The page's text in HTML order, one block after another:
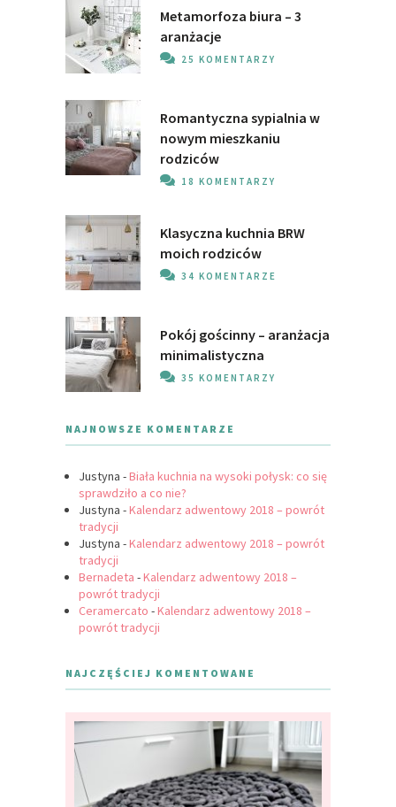
Metamorfoza biura – 3
aranżacje
25 KOMENTARZY
Romantyczna sypialnia w
nowym mieszkaniu
rodziców
18 KOMENTARZY
Klasyczna kuchnia BRW
moich rodziców
34 KOMENTARZE
Pokój gościnny – aranżacja
minimalistyczna
35 KOMENTARZY
NAJNOWSZE KOMENTARZE
Justyna -Biała kuchnia na wysoki połysk: co się
sprawdziło a co nie?
Justyna -Kalendarz adwentowy 2018 – powrót
tradycji
Justyna -Kalendarz adwentowy 2018 – powrót
tradycji
Bernadeta -Kalendarz adwentowy 2018 –
powrót tradycji
Ceramercato -Kalendarz adwentowy 2018 –
powrót tradycji
NAJCZĘŚCIEJ KOMENTOWANE